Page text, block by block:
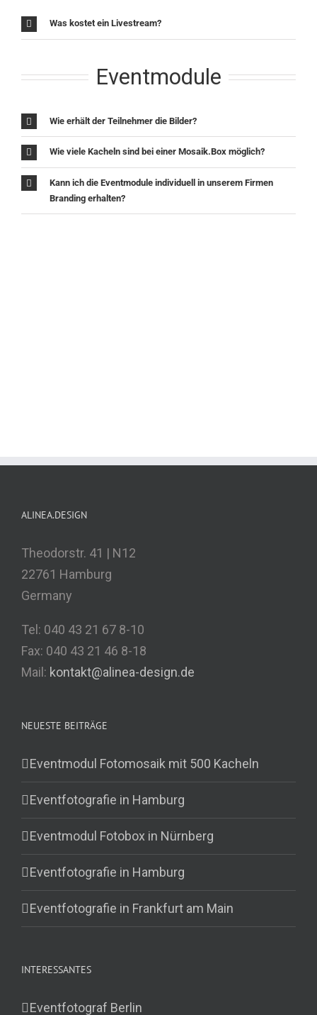
Was kostet ein Livestream?
Eventmodule
Wie erhält der Teilnehmer die Bilder?
Wie viele Kacheln sind bei einer Mosaik.Box möglich?
Kann ich die Eventmodule individuell in unserem Firmen
Branding erhalten?
ALINEA.DESIGN
Theodorstr. 41 | N12
22761 Hamburg
Germany
Tel: 040 43 21 67 8-10
Fax: 040 43 21 46 8-18
Mail: kontakt@alinea-design.de
NEUESTE BEITRÄGE
Eventmodul Fotomosaik mit 500 Kacheln
Eventfotografie in Hamburg
Eventmodul Fotobox in Nürnberg
Eventfotografie in Hamburg
Eventfotografie in Frankfurt am Main
INTERESSANTES
Eventfotograf Berlin